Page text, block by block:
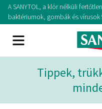
SkipA SANYTOL, a klór nélküli
baktériumok, gombák és vírusok
Menu
Tippek,